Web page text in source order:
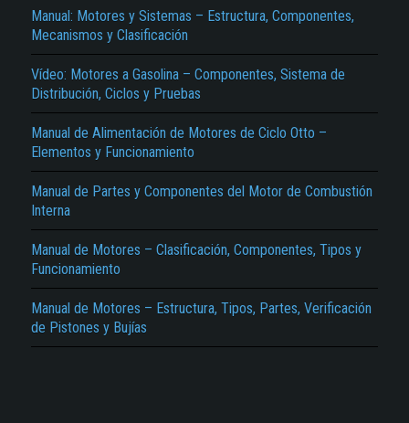
Manual: Motores y Sistemas – Estructura, Componentes,
Mecanismos y Clasificación
Vídeo: Motores a Gasolina – Componentes, Sistema de
Distribución, Ciclos y Pruebas
Manual de Alimentación de Motores de Ciclo Otto –
Elementos y Funcionamiento
Manual de Partes y Componentes del Motor de Combustión
Interna
Manual de Motores – Clasificación, Componentes, Tipos y
Funcionamiento
Manual de Motores – Estructura, Tipos, Partes, Verificación
de Pistones y Bujías
El Título es incorrecto según el contenido.
Texto o Imagen de portada son erróneos.
Reportar otro tipo de error...